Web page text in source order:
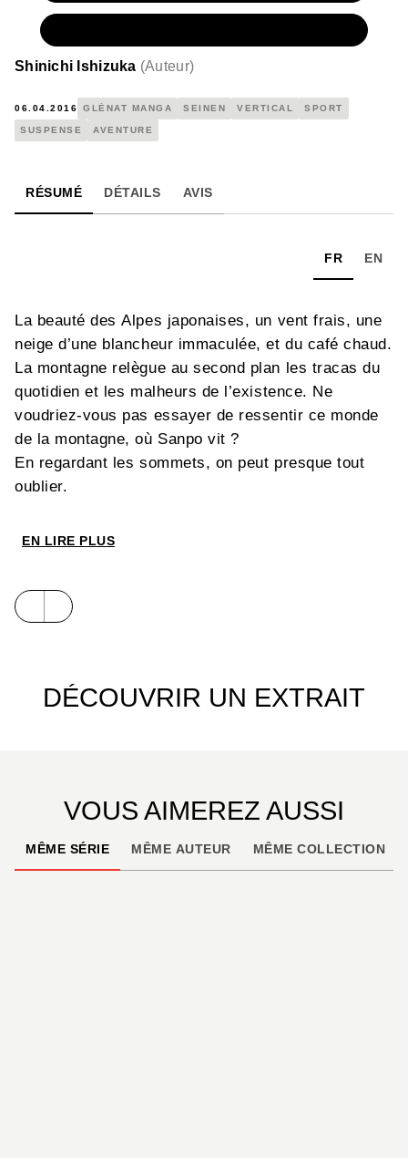
Shinichi Ishizuka (Auteur)
06.04.2016 GLÉNAT MANGA SEINEN VERTICAL SPORT
SUSPENSE AVENTURE
RÉSUMÉ DÉTAILS AVIS
FR EN
La beauté des Alpes japonaises, un vent frais, une
neige d’une blancheur immaculée, et du café chaud.
La montagne relègue au second plan les tracas du
quotidien et les malheurs de l’existence. Ne
voudriez-vous pas essayer de ressentir ce monde
de la montagne, où Sanpo vit ?
En regardant les sommets, on peut presque tout
oublier.
EN LIRE PLUS
DÉCOUVRIR UN EXTRAIT
VOUS AIMEREZ AUSSI
MÊME SÉRIE MÊME AUTEUR MÊME COLLECTION